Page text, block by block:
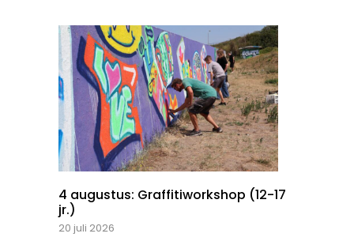
4 augustus: Graffitiworkshop (12-17
jr.)
20 juli 2026